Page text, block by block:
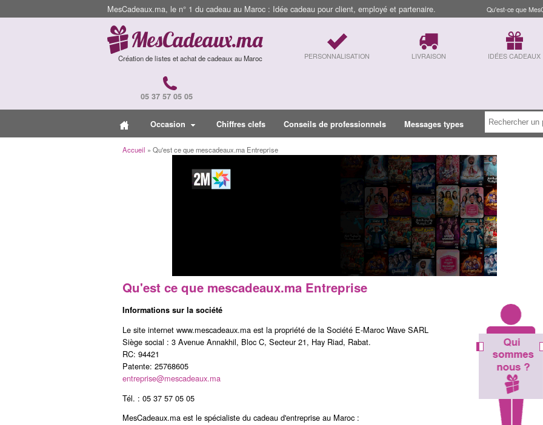
MesCadeaux.ma, le n° 1 du cadeau au Maroc : Idée cadeau pour client, employé et partenaire. Qu'est-ce que
Création de listes et achat de cadeaux au Maroc PERSONNALISATION LIVRAISON IDÉES CADEAUX
05 37 57 05 05
Occasion Chiffres clefs Conseils de professionnels Messages types
Accueil » Qu'est ce que mescadeaux.ma Entreprise
Qu'est ce que mescadeaux.ma Entreprise
Informations sur la société
Le site internet www.mescadeaux.ma est la propriété de la Société E-Maroc Wave SARL
Siège social : 3 Avenue Annakhil, Bloc C, Secteur 21, Hay Riad, Rabat.
RC: 94421
Patente: 25768605
entreprise@mescadeaux.ma
Tél. : 05 37 57 05 05
MesCadeaux.ma est le spécialiste du cadeau d'entreprise au Maroc :